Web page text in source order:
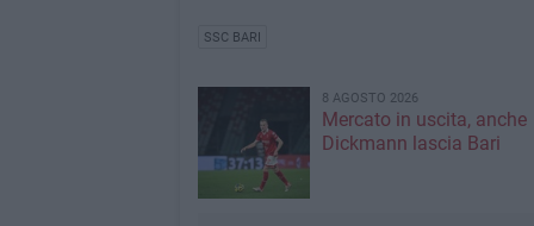
SSC BARI
8 AGOSTO 2026
Mercato in uscita, anche
Dickmann lascia Bari